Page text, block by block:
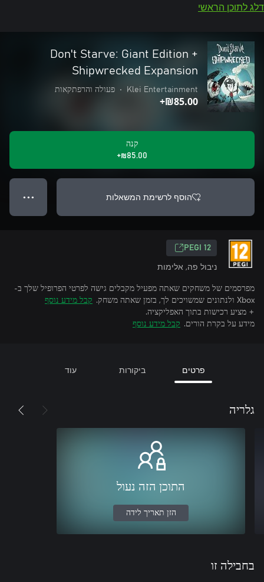
דלג לתוכן הראשי
Don't Starve: Giant Edition +
Shipwrecked Expansion
Klei Entertainment
• פעולה והרפתקאות
‪₪‎85.00‬+
קנה
‪₪‎85.00‬+
הוסף לרשימת המשאלות ● ● ●
‎PEGI 12‎
ניבול פה, אלימות
מפרסמים של משחקים שאתה מפעיל מקבלים גישה לפרטי הפרופיל שלך ב-
Xbox ולנתונים שמשויכים לך, בזמן שאתה משחק.
קבל מידע נוסף
+ מציע רכישות בתוך האפליקציה.
מידע על בקרת הורים. קבל מידע נוסף
פרטים ביקורות עוד
גלריה
התוכן הזה נעול
הזן תאריך לידה
בחבילה זו